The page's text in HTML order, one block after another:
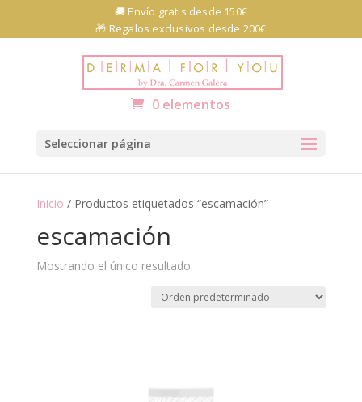
Abrir barra de herramientas
🚚 Envío gratis desde 150€
🎁 Regalos exclusivos desde 200€
0 elementos
Seleccionar página
Inicio / Productos etiquetados “escamación”
escamación
Mostrando el único resultado